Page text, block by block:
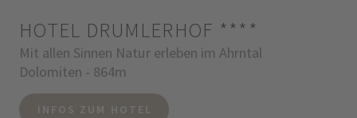
HOTEL DRUMLERHOF ****
Mit allen Sinnen Natur erleben im Ahrntal
Dolomiten - 864m
INFOS ZUM HOTEL